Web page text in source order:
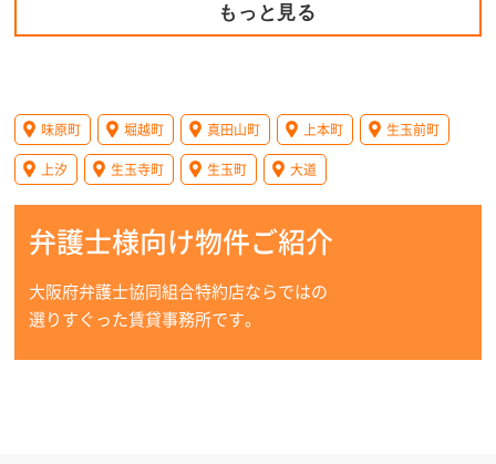
もっと見る
味原町 堀越町 真田山町 上本町 生玉前町
上汐 生玉寺町 生玉町 大道
弁護士様向け物件ご紹介
大阪府弁護士協同組合特約店ならではの
選りすぐった賃貸事務所です。